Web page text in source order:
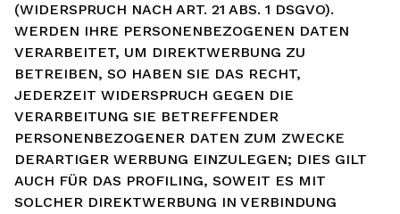
(WIDERSPRUCH NACH ART. 21 ABS. 1 DSGVO).
WERDEN IHRE PERSONENBEZOGENEN DATEN
VERARBEITET, UM DIREKTWERBUNG ZU
BETREIBEN, SO HABEN SIE DAS RECHT,
JEDERZEIT WIDERSPRUCH GEGEN DIE
VERARBEITUNG SIE BETREFFENDER
PERSONENBEZOGENER DATEN ZUM ZWECKE
DERARTIGER WERBUNG EINZULEGEN; DIES GILT
AUCH FÜR DAS PROFILING, SOWEIT ES MIT
SOLCHER DIREKTWERBUNG IN VERBINDUNG